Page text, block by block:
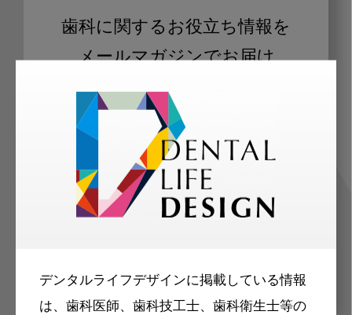
デンタルライフデザインに掲載している情報
は、歯科医師、歯科技工士、歯科衛生士等の
歯科に関するお役立ち情報を
メールマガジンでお届け
ご登録いただいた職種（歯科医師、歯
科衛生士、歯科技工士）に合わせた内
容のメールマガジンをお届けします。